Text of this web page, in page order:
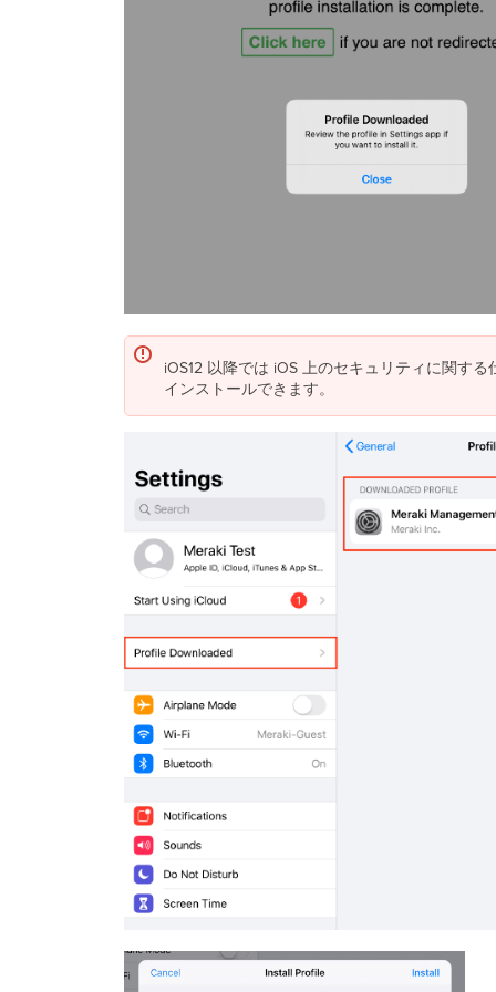
iOS12 以降では iOS 上のセキュリティに関す
インストールできます。